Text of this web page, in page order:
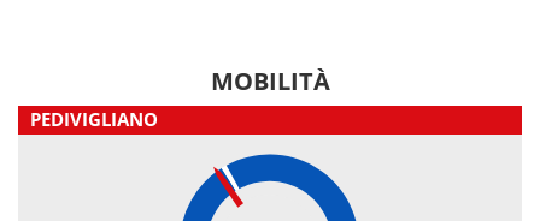
MOBILITÀ
PEDIVIGLIANO